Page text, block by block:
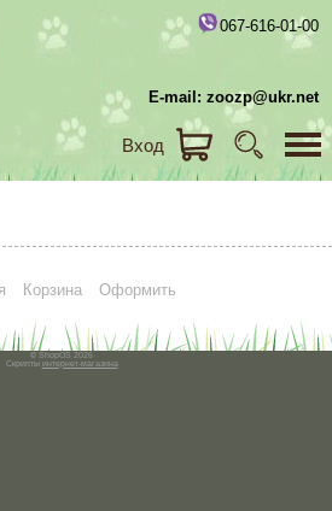
067-616-01-00
E-mail: zoozp@ukr.net
Вход
Корзина Оформить
© ShopOS 2026
Скрипты интернет-магазина